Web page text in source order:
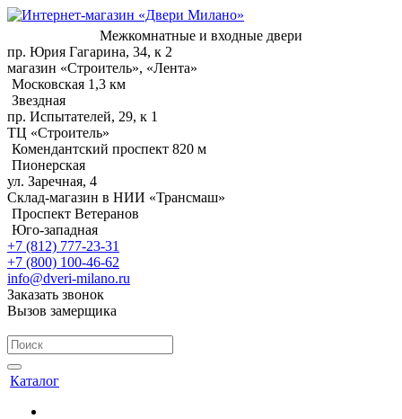
Межкомнатные и входные двери
пр. Юрия Гагарина, 34, к 2
магазин «Строитель», «Лента»
Московская 1,3 км
Звездная
пр. Испытателей, 29, к 1
ТЦ «Строитель»
Комендантский проспект 820 м
Пионерская
ул. Заречная, 4
Склад-магазин в НИИ «Трансмаш»
Проспект Ветеранов
Юго-западная
+7 (812) 777-23-31
+7 (800) 100-46-62
info@dveri-milano.ru
Заказать звонок
Вызов замерщика
Каталог